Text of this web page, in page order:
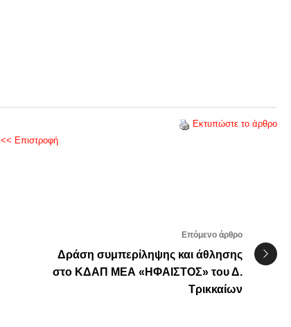
Εκτυπώστε το άρθρο
<< Επιστροφή
Επόμενο άρθρο
Δράση συμπερίληψης και άθλησης
στο ΚΔΑΠ ΜΕΑ «ΗΦΑΙΣΤΟΣ» του Δ.
Τρικκαίων